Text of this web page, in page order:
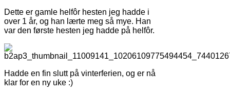
Dette er gamle helfôr hesten jeg hadde i
over 1 år, og han lærte meg så mye. Han
var den første hesten jeg hadde på helfôr.
Hadde en fin slutt på vinterferien, og er nå
klar for en ny uke :)